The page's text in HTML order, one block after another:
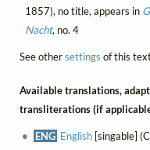
1857), no title, appears in
Nacht, no. 4
See othersettings of this
Available translations,
transliterations (if
ENG English [singable]